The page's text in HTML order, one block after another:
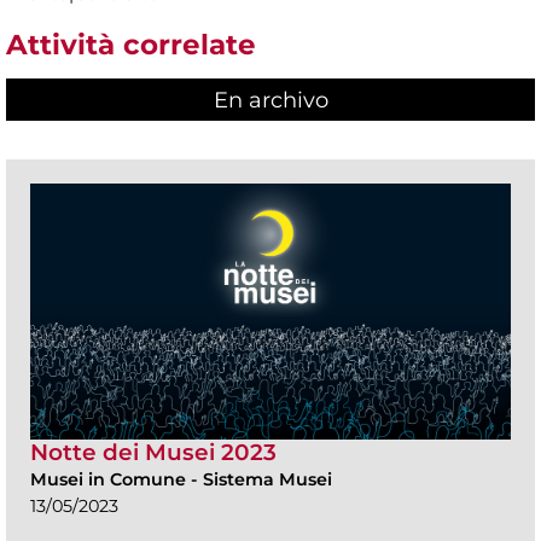
Attività correlate
En archivo
Notte dei Musei 2023
Musei in Comune - Sistema Musei
13/05/2023